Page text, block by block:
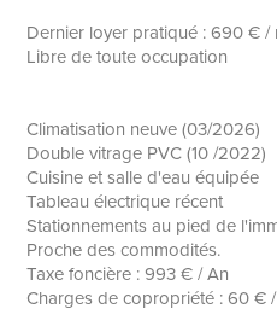
Dernier loyer pratiqué : 690 € /
Libre de toute occupation
Climatisation neuve (03/2026)
Double vitrage PVC (10 /2022)
Cuisine et salle d'eau équipée
Tableau électrique récent
Stationnements au pied de
Proche des commodités.
Taxe foncière : 993 € / An
Charges de copropriété : 60 €